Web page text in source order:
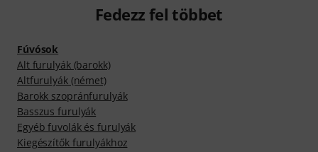
Fedezz fel többet
Fúvósok
Alt furulyák (barokk)
Altfurulyák (német)
Barokk szopránfurulyák
Basszus furulyák
Egyéb fuvolák és furulyák
Kiegészítők furulyákhoz